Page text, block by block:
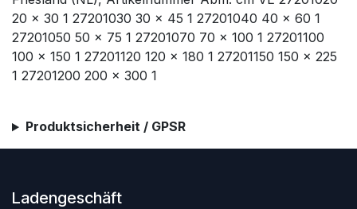
20 x 30 1 27201030 30 x 45 1 27201040 40 x 60 1
27201050 50 x 75 1 27201070 70 x 100 1 27201100
100 x 150 1 27201120 120 x 180 1 27201150 150 x 225
1 27201200 200 x 300 1
Produktsicherheit / GPSR
Ladengeschäft